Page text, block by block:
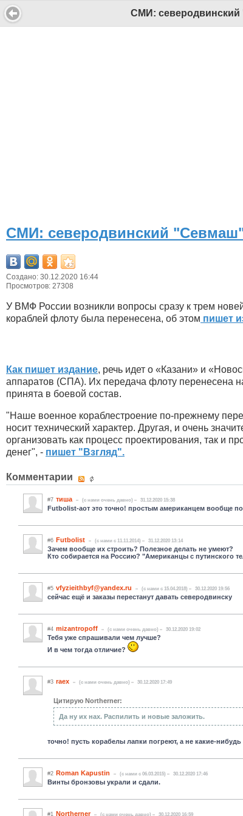
СМИ: северодвинский
СМИ: северодвинский
Создано: 30.12.2020 16:44
Просмотров: 27308
У ВМФ России возникли вопросы сразу к трем
кораблей флоту была перенесена, об этом пишет
Как пишет издание, речь идет о «Казани» и
аппаратов (СПА). Их передача флоту перенесена
принята в боевой состав.
"Наше военное кораблестроение по-прежнему
носит технический характер. Другая, и очень
организовать как процесс проектирования, так и
денег", - пишет "Взгляд".
Комментарии
#7 тиша (c нами очень давно) 31.12.2020 15:38
Futbolist-аот это точно! простым американцем вообще
#6 Futbolist (c нами с 11.11.2014) 31.12.2020 13:14
Зачем вообще их строить? Полезное делать не умеют?
Кто собирается на Россию? "Американцы с путинского
#5 vfyzieithbyf@yandex.ru (c нами с 15.04.2018) 30.12.2020 19:56
сейчас ещё и заказы перестанут давать северодвинску
#4 mizantropoff (c нами очень давно) 30.12.2020 19:02
Тебя уже спрашивали чем лучше?
И в чем тогда отличие?
#3 raex (c нами очень давно) 30.12.2020 17:49
Цитирую Northerner:
Да ну их нах. Распилить и новые заложить.
точно! пусть корабелы лапки погреют, а не какие-
#2 Roman Kapustin (c нами с 06.03.2015) 30.12.2020 17:46
Винты бронзовы украли и сдали.
#1 Northerner (c нами очень давно) 30.12.2020 16:59
СИ "Информационное агентство "Беломорканал" регистрационный номер ЭЛ № ФС77-77001 от 08.11.2019, выдан Федеральной службой по надзору в
При любом использовании текстовых, аудио-, фото- и видеоматериалов ссылка на www.tv29.ru обязательна. При цитировании информации гиперссылка на